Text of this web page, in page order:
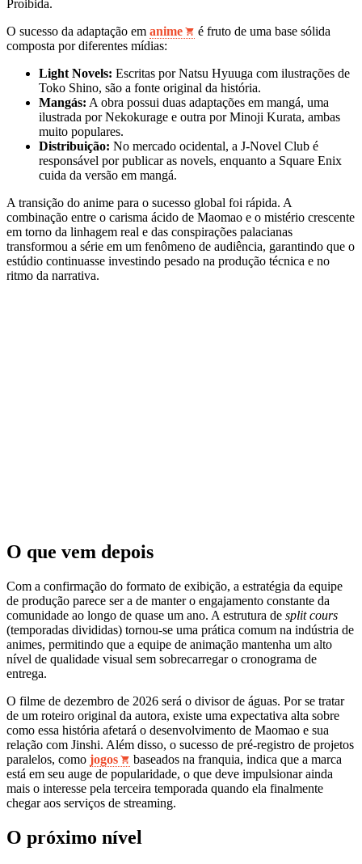
Proibida.
O sucesso da adaptação em anime
é fruto de uma base sólida
composta por diferentes mídias:
Light Novels: Escritas por Natsu Hyuuga com ilustrações de
Toko Shino, são a fonte original da história.
Mangás: A obra possui duas adaptações em mangá, uma
ilustrada por Nekokurage e outra por Minoji Kurata, ambas
muito populares.
Distribuição: No mercado ocidental, a J-Novel Club é
responsável por publicar as novels, enquanto a Square Enix
cuida da versão em mangá.
A transição do anime para o sucesso global foi rápida. A
combinação entre o carisma ácido de Maomao e o mistério crescente
em torno da linhagem real e das conspirações palacianas
transformou a série em um fenômeno de audiência, garantindo que o
estúdio continuasse investindo pesado na produção técnica e no
ritmo da narrativa.
O que vem depois
Com a confirmação do formato de exibição, a estratégia da equipe
de produção parece ser a de manter o engajamento constante da
comunidade ao longo de quase um ano. A estrutura de split cours
(temporadas divididas) tornou-se uma prática comum na indústria de
animes, permitindo que a equipe de animação mantenha um alto
nível de qualidade visual sem sobrecarregar o cronograma de
entrega.
O filme de dezembro de 2026 será o divisor de águas. Por se tratar
de um roteiro original da autora, existe uma expectativa alta sobre
como essa história afetará o desenvolvimento de Maomao e sua
relação com Jinshi. Além disso, o sucesso de pré-registro de projetos
paralelos, como jogos
baseados na franquia, indica que a marca
está em seu auge de popularidade, o que deve impulsionar ainda
mais o interesse pela terceira temporada quando ela finalmente
chegar aos serviços de streaming.
O próximo nível